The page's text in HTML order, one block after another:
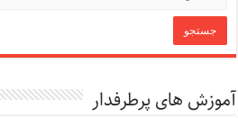
آموزش های پرطرفدار